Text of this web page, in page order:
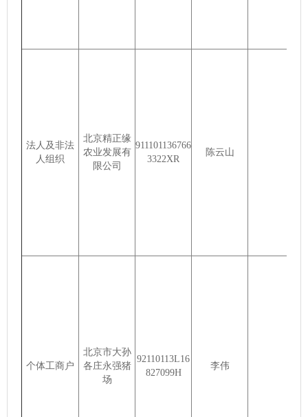
法人及非法
人组织
北京精正缘
农业发展有
限公司
911101136766
3322XR
陈云山
个体工商户
北京市大孙
各庄永强猪
场
92110113L16
827099H
李伟